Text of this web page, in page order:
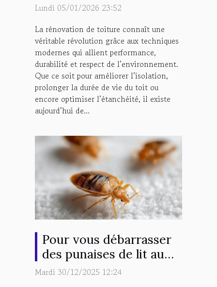
de rénovation de
Lundi 05/01/2026 23:52
La rénovation de toiture connaît une
véritable révolution grâce aux techniques
modernes qui allient performance,
durabilité et respect de l’environnement.
Que ce soit pour améliorer l’isolation,
prolonger la durée de vie du toit ou
encore optimiser l’étanchéité, il existe
aujourd’hui de...
Pour vous débarrasser
des punaises de lit au
Mans, contactez
Mardi 30/12/2025 12:24